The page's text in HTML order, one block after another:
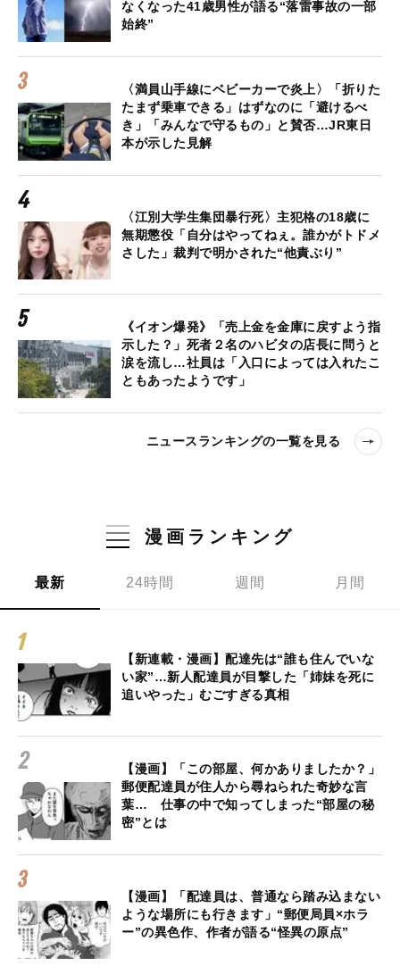
なくなった41歳男性が語る“落雷事故の一部
始終”
〈満員山手線にベビーカーで炎上〉「折りた
たまず乗車できる」はずなのに「避けるべ
き」「みんなで守るもの」と賛否…JR東日
本が示した見解
〈江別大学生集団暴行死〉主犯格の18歳に
無期懲役「自分はやってねぇ。誰かがトドメ
さした」裁判で明かされた“他責ぶり”
《イオン爆発》「売上金を金庫に戻すよう指
示した？」死者２名のハビタの店長に問うと
涙を流し…社員は「入口によっては入れたこ
ともあったようです」
ニュースランキングの一覧を見る
漫画ランキング
最新 24時間 週間 月間
【新連載・漫画】配達先は“誰も住んでいな
い家”…新人配達員が目撃した「姉妹を死に
追いやった」むごすぎる真相
【漫画】「この部屋、何かありましたか？」
郵便配達員が住人から尋ねられた奇妙な言
葉… 仕事の中で知ってしまった“部屋の秘
密”とは
【漫画】「配達員は、普通なら踏み込まない
ような場所にも行きます」“郵便局員×ホラ
ー”の異色作、作者が語る“怪異の原点”